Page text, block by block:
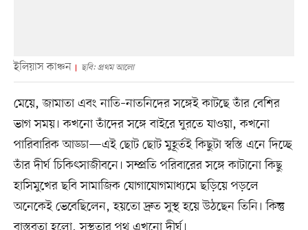
ইলিয়াস কাঞ্চন ছবি: প্রথম আলো
মেয়ে, জামাতা এবং নাতি–নাতনিদের সঙ্গেই কাটছে তাঁর বেশির
ভাগ সময়। কখনো তাঁদের সঙ্গে বাইরে ঘুরতে যাওয়া, কখনো
পারিবারিক আড্ডা—এই ছোট ছোট মুহূর্তই কিছুটা স্বস্তি এনে দিচ্ছে
তাঁর দীর্ঘ চিকিৎসাজীবনে। সম্প্রতি পরিবারের সঙ্গে কাটানো কিছু
হাসিমুখের ছবি সামাজিক যোগাযোগমাধ্যমে ছড়িয়ে পড়লে
অনেকেই ভেবেছিলেন, হয়তো দ্রুত সুস্থ হয়ে উঠছেন তিনি। কিন্তু